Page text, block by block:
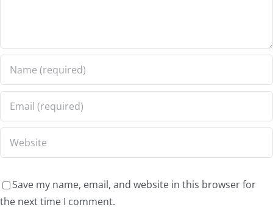
Save my name, email, and website in this browser for
the next time I comment.